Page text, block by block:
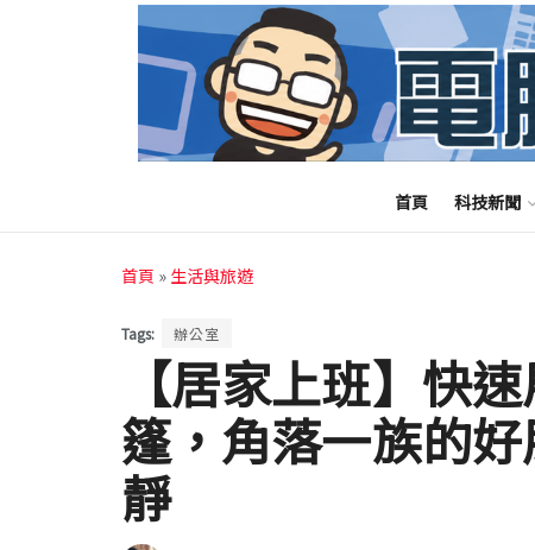
首頁 科技新聞
首頁 » 生活與旅遊
Tags: 辦公室
【居家上班】快
篷，角落一族的
靜